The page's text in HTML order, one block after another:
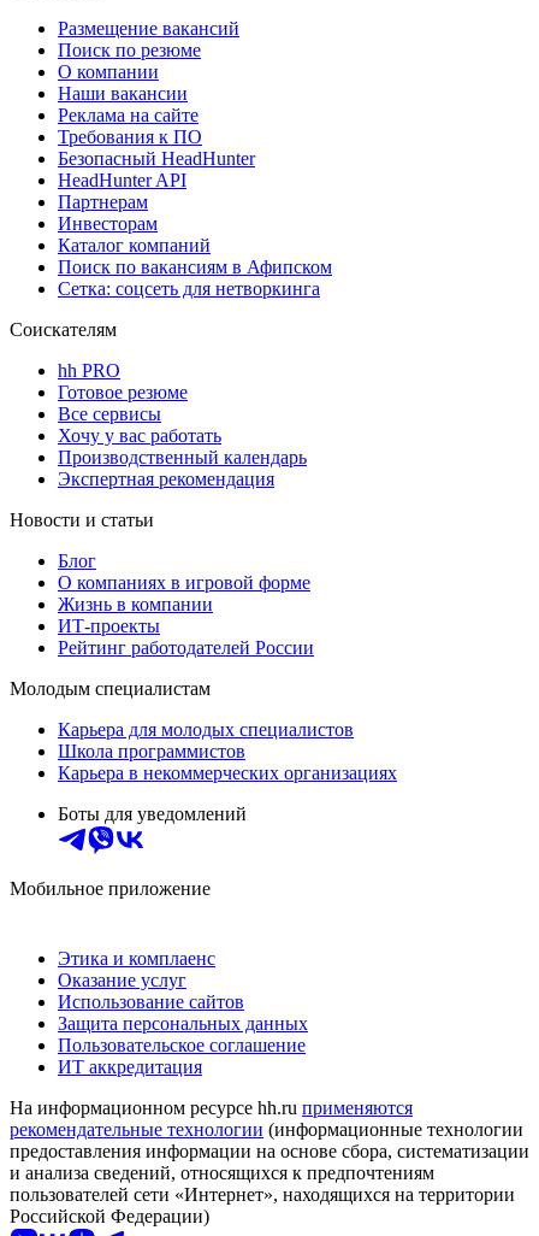
Размещение вакансий
Поиск по резюме
О компании
Наши вакансии
Реклама на сайте
Требования к ПО
Безопасный HeadHunter
HeadHunter API
Партнерам
Инвесторам
Каталог компаний
Поиск по вакансиям в Афипском
Сетка: соцсеть для нетворкинга
Соискателям
hh PRO
Готовое резюме
Все сервисы
Хочу у вас работать
Производственный календарь
Экспертная рекомендация
Новости и статьи
Блог
О компаниях в игровой форме
Жизнь в компании
ИТ-проекты
Рейтинг работодателей России
Молодым специалистам
Карьера для молодых специалистов
Школа программистов
Карьера в некоммерческих организациях
Боты для уведомлений
Мобильное приложение
Этика и комплаенс
Оказание услуг
Использование сайтов
Защита персональных данных
Пользовательское соглашение
ИТ аккредитация
На информационном ресурсе hh.ru применяются
рекомендательные технологии (информационные технологии
предоставления информации на основе сбора, систематизации
и анализа сведений, относящихся к предпочтениям
пользователей сети «Интернет», находящихся на территории
Российской Федерации)